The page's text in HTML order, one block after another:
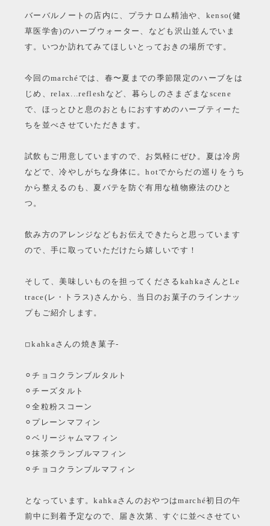
バーバルノートの店内に、プラナロム精油や、kenso(健
草医学舎)のハーブウォーター、なども沢山並んでいま
す。いつか訪れてみてほしいとっておきの場所です。
今回のmarchéでは、春〜夏までの季節限定のハーブをは
じめ、relax...refleshなど、暮らしのさまざまなscene
で、ほっとひと息のおともにおすすめのハーブティーた
ちを並べさせていただきます。
試飲もご用意していますので、お気軽にぜひ。夏は冷房
などで、冷やしがちな身体に。hotでからだの巡りをうち
から整えるのも、夏バテを防ぐ有用な植物療法のひと
つ。
飲み方のアレンジなどもお伝えできたらと思っています
ので、手に取っていただけたら嬉しいです！
そして、美味しいものを担ってくださるkahkaさんとLe
trace(レ・トラス)さんから、当日のお菓子のラインナッ
プもご紹介します。
◽︎kahkaさんの焼き菓子-
⚪︎チョコクランブルタルト
⚪︎チーズタルト
⚪︎全粒粉スコーン
⚪︎プレーンマフィン
⚪︎ベリージャムマフィン
⚪︎抹茶クランブルマフィン
⚪︎チョコクランブルマフィン
となっています。kahkaさんのおやつはmarché初日の午
前中に到着予定なので、届き次第、すぐに並べさせてい